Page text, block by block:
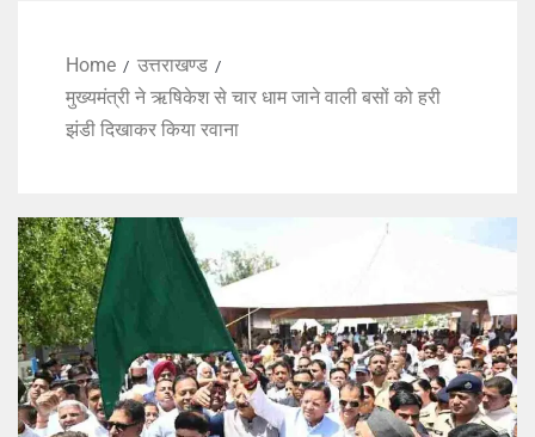
Home
उत्तराखण्ड
मुख्यमंत्री ने ऋषिकेश से चार धाम जाने वाली बसों को हरी
झंडी दिखाकर किया रवाना